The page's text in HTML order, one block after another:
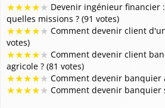
★★★★★ Devenir ingénieur financier
quelles missions ? (91 votes)
★★★★★ Comment devenir client
votes)
★★★★★ Comment devenir client
agricole ? (81 votes)
★★★★★ Comment devenir banquier
★★★★★ Comment devenir banquier